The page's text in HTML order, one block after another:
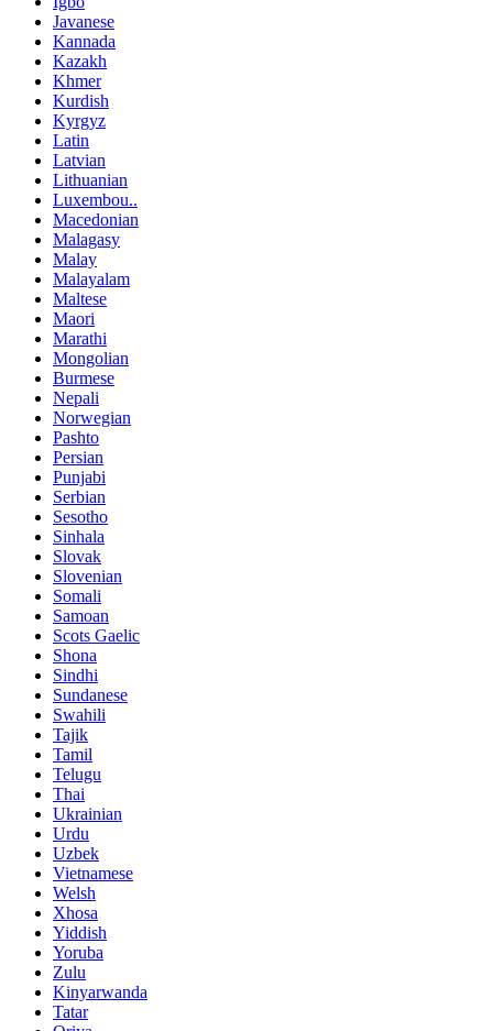
Javanese
Kannada
Kazakh
Khmer
Kurdish
Kyrgyz
Latin
Latvian
Lithuanian
Luxembou..
Macedonian
Malagasy
Malay
Malayalam
Maltese
Maori
Marathi
Mongolian
Burmese
Nepali
Norwegian
Pashto
Persian
Punjabi
Serbian
Sesotho
Sinhala
Slovak
Slovenian
Somali
Samoan
Scots Gaelic
Shona
Sindhi
Sundanese
Swahili
Tajik
Tamil
Telugu
Thai
Ukrainian
Urdu
Uzbek
Vietnamese
Welsh
Xhosa
Yiddish
Yoruba
Zulu
Kinyarwanda
Tatar